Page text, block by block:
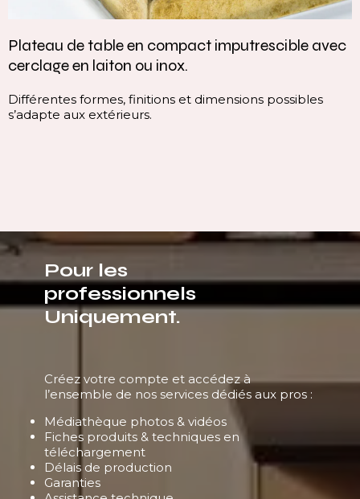
Plateau de table en compact imputrescible avec
cerclage en laiton ou inox.
Différentes formes, finitions et dimensions possibles
s’adapte aux extérieurs.
Pour les
professionnels
Uniquement.
Créez votre compte et accédez à
l’ensemble de nos services dédiés aux pros :
Médiathèque photos & vidéos
Fiches produits & techniques en
téléchargement
Délais de production
Garanties